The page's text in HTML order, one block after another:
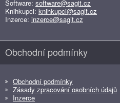
Software: software@sagit.cz
Knihkupci: knihkupci@sagit.cz
Inzerce: inzerce@sagit.cz
Obchodní podmínky
Obchodní podmínky
Zásady zpracování osobních údajů
Inzerce